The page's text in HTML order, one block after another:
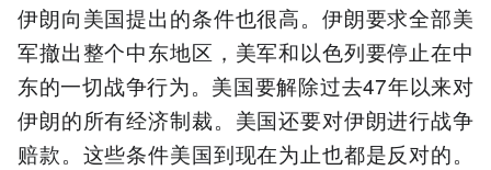
伊朗向美国提出的条件也很高。伊朗要求全部美
军撤出整个中东地区，美军和以色列要停止在中
东的一切战争行为。美国要解除过去47年以来对
伊朗的所有经济制裁。美国还要对伊朗进行战争
赔款。这些条件美国到现在为止也都是反对的。